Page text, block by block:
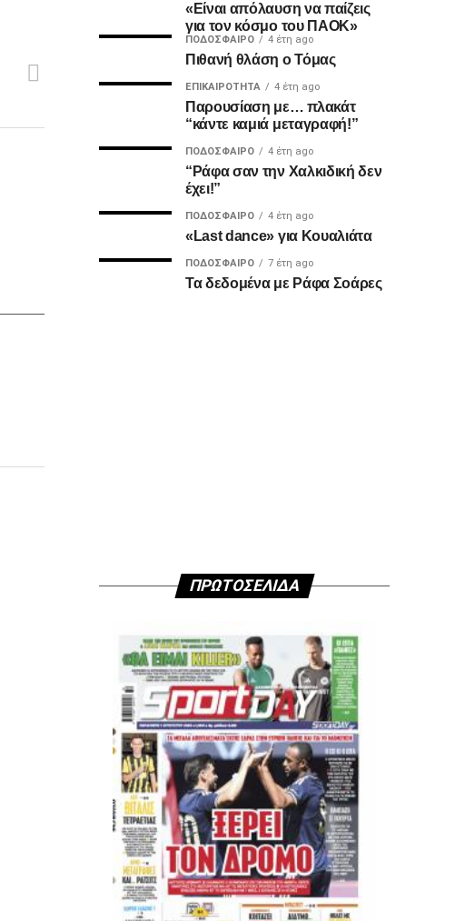
«Είναι απόλαυση να παίζεις
για τον κόσμο του ΠΑΟΚ»
ΠΟΔΌΣΦΑΙΡΟ 4 έτη ago
Πιθανή θλάση ο Τόμας
ΕΠΙΚΑΙΡΌΤΗΤΑ 4 έτη ago
Παρουσίαση με… πλακάτ
“κάντε καμιά μεταγραφή!”
ΠΟΔΌΣΦΑΙΡΟ 4 έτη ago
“Ράφα σαν την Χαλκιδική δεν
έχει!”
ΠΟΔΌΣΦΑΙΡΟ 4 έτη ago
«Last dance» για Κουαλιάτα
ΠΟΔΌΣΦΑΙΡΟ 7 έτη ago
Τα δεδομένα με Ράφα Σοάρες
ΠΡΩΤΟΣΕΛΙΔΑ